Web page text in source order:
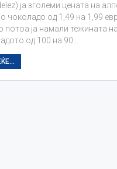
ја зголеми цената на
чоколадо од 1,49 на 1,99
потоа ја намали тежината на
од 100 на 90…